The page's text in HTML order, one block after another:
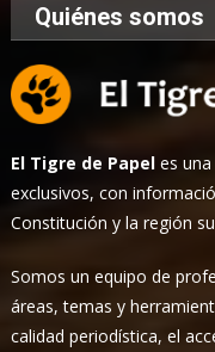
Quiénes somos
El Tigre de Papel es
exclusivos, con
Constitución y la región
Somos un equipo de
áreas, temas y
calidad periodística, el